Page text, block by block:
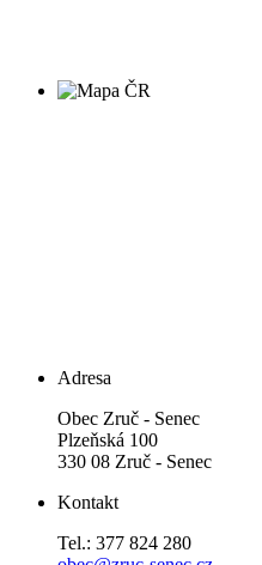
Adresa
Obec Zruč - Senec
Plzeňská 100
330 08 Zruč - Senec
Kontakt
Tel.: 377 824 280